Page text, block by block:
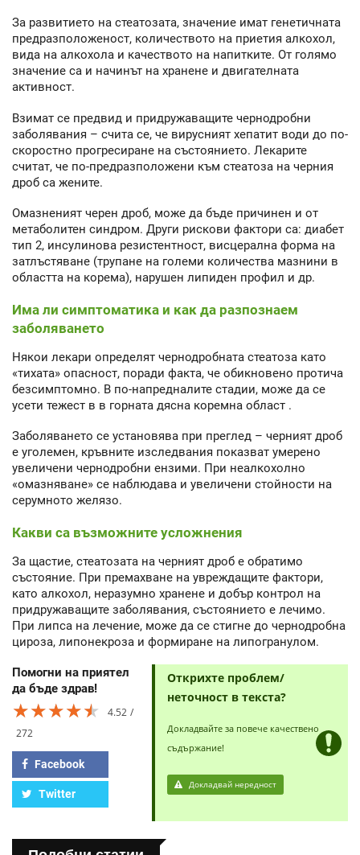
За развитието на стеатозата, значение имат генетичната
предразположеност, количеството на приетия алкохол,
вида на алкохола и качеството на напитките. От голямо
значение са и начинът на хранене и двигателната
активност.
Взимат се предвид и придружаващите чернодробни
заболявания – счита се, че вирусният хепатит води до по-
скоростно прогресиране на състоянието. Лекарите
считат, че по-предразположени към стеатоза на черния
дроб са жените.
Омазненият черен дроб, може да бъде причинен и от
метаболитен синдром. Други рискови фактори са: диабет
тип 2, инсулинова резистентност, висцерална форма на
затлъстяване (трупане на големи количества мазнини в
областта на корема), нарушен липиден профил и др.
Има ли симптоматика и как да разпознаем
заболяването
Някои лекари определят чернодробната стеатоза като
«тихата» опасност, поради факта, че обикновено протича
безсимптомно. В по-напредналите стадии, може да се
усети тежест в в горната дясна коремна област .
Заболяването се установява при преглед – черният дроб
е уголемен, кръвните изследвания показват умерено
увеличени чернодробни ензими. При неалкохолно
«омазняване» се наблюдава и увеличени стойности на
серумното желязо.
Какви са възможните усложнения
За щастие, стеатозата на черният дроб е обратимо
състояние. При премахване на увреждащите фактори,
като алкохол, неразумно хранене и добър контрол на
придружаващите заболявания, състоянието е лечимо.
При липса на лечение, може да се стигне до чернодробна
цироза, липонекроза и формиране на липогранулом.
Помогни на приятел
да бъде здрав!
★★★★★
★★★★★
★★★★★
4.52
272
Facebook
Twitter
Открихте проблем/
неточност в текста?
Докладвайте за повече качествено
съдържание!
Докладвай нередност